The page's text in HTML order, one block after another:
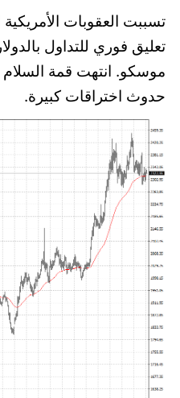
تسببت العقوبات
تعليق فوري للتداول
موسكو. انتهت قمة
حدوث اختراقات كبيرة.